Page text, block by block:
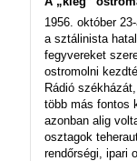
1956. október
a sztálinista
fegyvereket
ostromolni
Rádió
több más fontos
azonban alig
osztagok
rendőrségi, ipari